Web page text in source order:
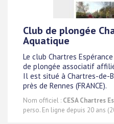
Club de plongée
Aquatique
Le club Chartres
de plongée associatif
Il est situé à Chartres-de-
près de Rennes (FRANCE).
Nom officiel : CESA Chartres
perso. En ligne depuis 20 ans